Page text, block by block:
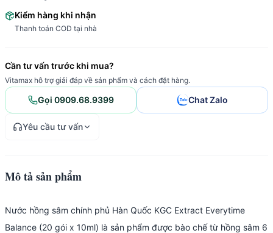
Kiểm hàng khi nhận
Thanh toán COD tại nhà
Cần tư vấn trước khi mua?
Vitamax hỗ trợ giải đáp về sản phẩm và cách đặt hàng.
Gọi 0909.68.9399 Chat Zalo
Yêu cầu tư vấn
Mô tả sản phẩm
Nước hồng sâm chính phủ Hàn Quốc KGC Extract Everytime
Balance (20 gói x 10ml) là sản phẩm được bào chế từ hồng sâm 6